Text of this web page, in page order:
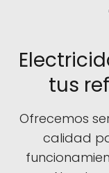
tus
Ofrecemos
calidad